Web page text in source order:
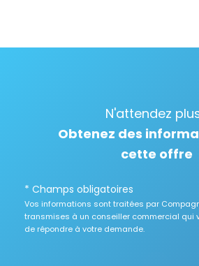
N'attendez
Obtenez des
cette offre
* Champs obligatoires
Vos informations sont traitées par
transmises à un conseiller commercial qui
de répondre à votre demande.